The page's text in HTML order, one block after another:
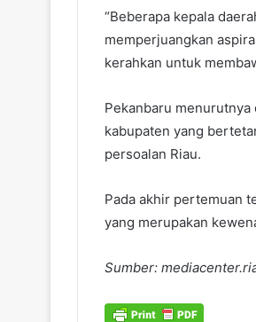
“Beberapa kepala
memperjuangkan
kerahkan untuk
Pekanbaru
kabupaten yang
persoalan Riau.
Pada akhir pertemuan
yang merupakan
Sumber: